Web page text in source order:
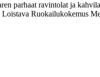
parhaat ravintolat ja
Ruokailukokemus